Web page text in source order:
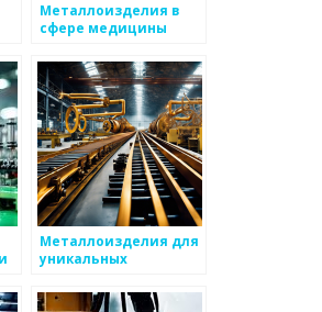
Металлоизделия в
сфере медицины
Металлоизделия для
уникальных